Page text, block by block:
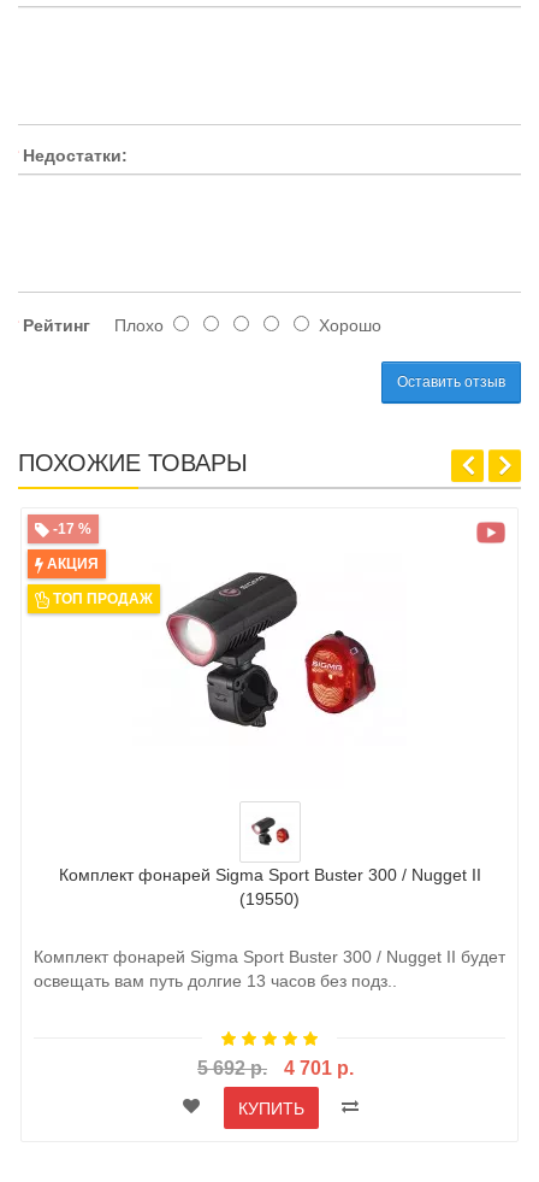
Недостатки:
Рейтинг Плохо Хорошо
Оставить отзыв
ПОХОЖИЕ ТОВАРЫ
-17 %
АКЦИЯ
ТОП ПРОДАЖ
Комплект фонарей Sigma Sport Buster 300 / Nugget II
(19550)
Комплект фонарей Sigma Sport Buster 300 / Nugget II будет
освещать вам путь долгие 13 часов без подз..
5 692 р. 4 701 р.
КУПИТЬ